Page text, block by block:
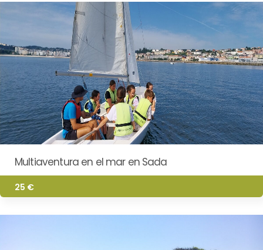
Multiaventura en el mar en Sada
25 €